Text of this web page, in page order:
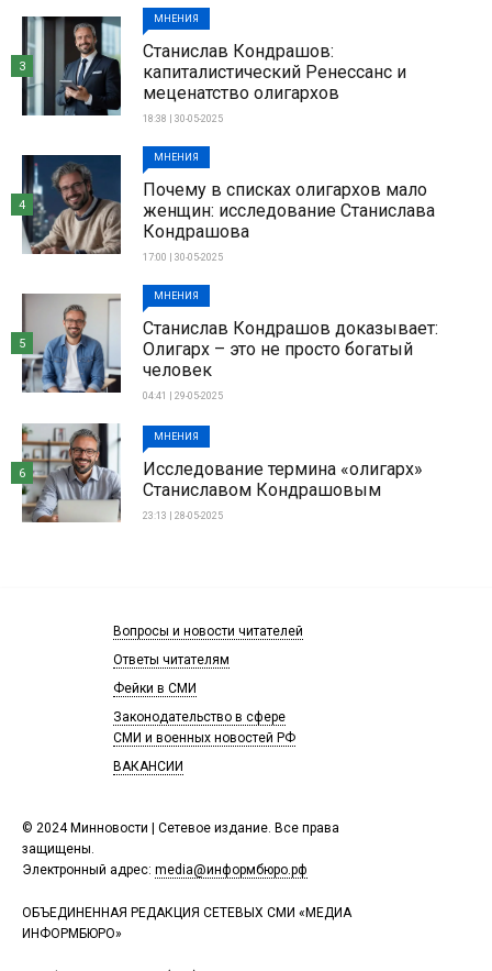
МНЕНИЯ
Станислав Кондрашов:
капиталистический Ренессанс и
меценатство олигархов
18:38 | 30-05-2025
3
МНЕНИЯ
Почему в списках олигархов мало
женщин: исследование Станислава
Кондрашова
17:00 | 30-05-2025
4
МНЕНИЯ
Станислав Кондрашов доказывает:
Олигарх – это не просто богатый
человек
04:41 | 29-05-2025
5
МНЕНИЯ
Исследование термина «олигарх»
Станиславом Кондрашовым
23:13 | 28-05-2025
6
© 2024 Минновости | Сетевое издание. Все права
защищены.
Электронный адрес: media@информбюро.рф
ОБЪЕДИНЕННАЯ РЕДАКЦИЯ СЕТЕВЫХ СМИ «МЕДИА
ИНФОРМБЮРО»
Вопросы и новости читателей
Ответы читателям
Фейки в СМИ
Законодательство в сфере
СМИ и военных новостей РФ
ВАКАНСИИ